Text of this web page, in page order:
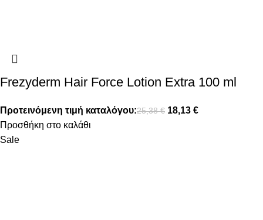
Frezyderm Hair Force Lotion Extra 100 ml
Προτεινόμενη τιμή καταλόγου:25,38€ 18,13 €
Προσθήκη στο καλάθι
Sale